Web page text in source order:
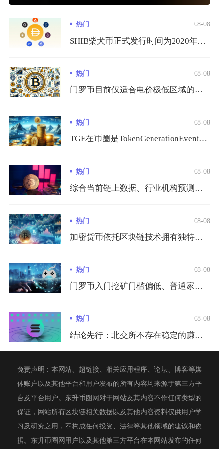
热门 08-08
SHIB柴犬币正式发行时间为2020年8月，由匿名开发者Ry...
热门 08-08
门罗币目前仅适合电价极低区域的规模化从业者或是长期囤币的硬件...
热门 08-08
TGE在币圈是TokenGenerationEvent的缩写...
热门 08-08
综合当前链上数据、行业机构预测、隐私赛道供需与全球监管环境综...
热门 08-08
加密货币依托区块链技术拥有独特金融优势，但同时伴随极高的市场...
热门 08-08
门罗币入门挖矿门槛偏低、普通家用电脑即可启动挖矿，但盈利与否...
热门 08-08
结论先行：北交所不存在稳定的赚钱快或者赚钱慢的标准答案，短期...
免责声明：本网站、超链接、相关应用程序、论坛、博客等媒
体账户以及其他平台和用户发布的所有内容均来源于第三方平
台及平台用户。东升币圈网对于网站及其内容不作任何类型的
保证，网站所有区块链相关数据以及其他内容资料仅供用户学
习及研究之用，不构成任何投资、法律等其他领域的建议和依
据。东升币圈网用户以及其他第三方平台在本网站发布的任何